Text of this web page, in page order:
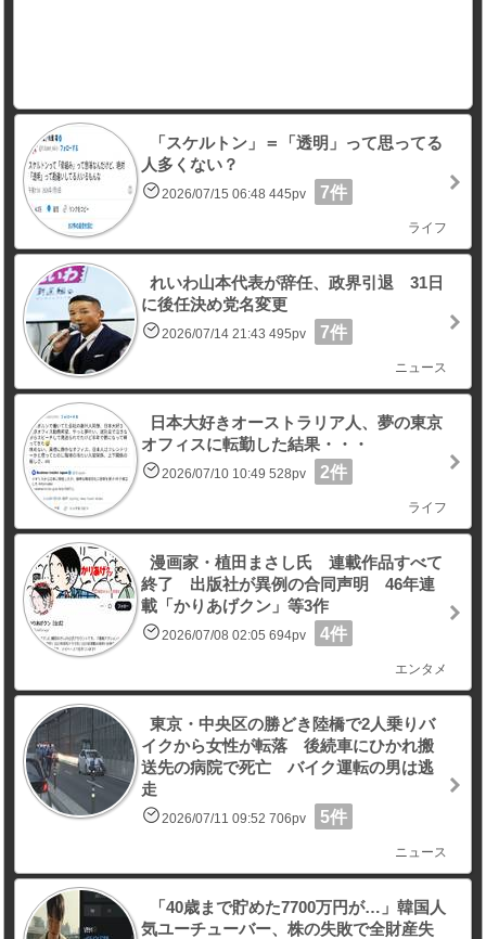
「スケルトン」＝「透明」って思ってる
人多くない？
2026/07/15 06:48 445pv 7件
ライフ
れいわ山本代表が辞任、政界引退 31日
に後任決め党名変更
2026/07/14 21:43 495pv 7件
ニュース
日本大好きオーストラリア人、夢の東京
オフィスに転勤した結果・・・
2026/07/10 10:49 528pv 2件
ライフ
漫画家・植田まさし氏 連載作品すべて
終了 出版社が異例の合同声明 46年連
載「かりあげクン」等3作
2026/07/08 02:05 694pv 4件
エンタメ
東京・中央区の勝どき陸橋で2人乗りバ
イクから女性が転落 後続車にひかれ搬
送先の病院で死亡 バイク運転の男は逃
走
2026/07/11 09:52 706pv 5件
ニュース
「40歳まで貯めた7700万円が…」韓国人
気ユーチューバー、株の失敗で全財産失